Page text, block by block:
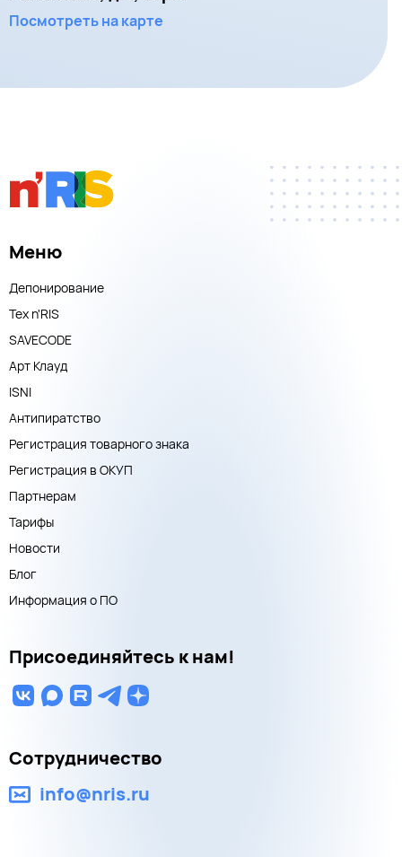
Посмотреть на карте
Меню
Депонирование
Тех n'RIS
SAVECODE
Арт Клауд
ISNI
Антипиратство
Регистрация товарного знака
Регистрация в ОКУП
Партнерам
Тарифы
Новости
Блог
Информация о ПО
Присоединяйтесь к нам!
Сотрудничество
info@nris.ru